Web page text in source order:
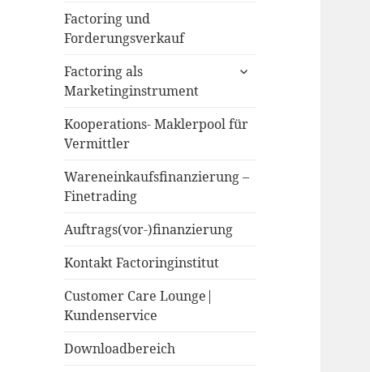
Factoring und
Forderungsverkauf
Factoring als
Marketinginstrument
expand
Kooperations- Maklerpool für
Vermittler
Wareneinkaufsfinanzierung –
Finetrading
Auftrags(vor-)finanzierung
Kontakt Factoringinstitut
Customer Care Lounge|
Kundenservice
Downloadbereich